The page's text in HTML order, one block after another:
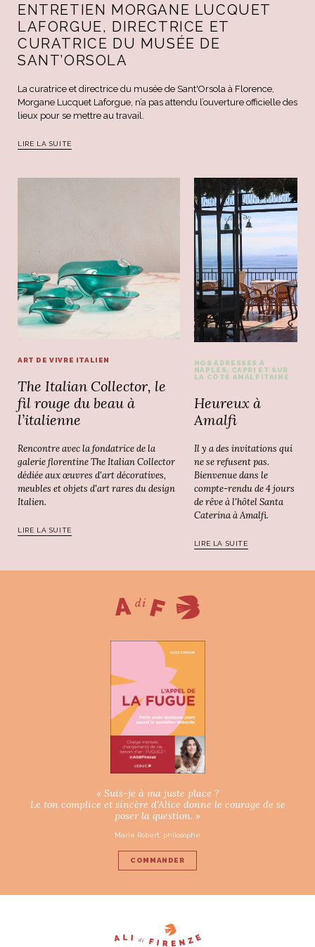
ENTRETIEN MORGANE LUCQUET
LAFORGUE, DIRECTRICE ET
CURATRICE DU MUSÉE DE
SANT’ORSOLA
La curatrice et directrice du musée de Sant'Orsola à Florence,
Morgane Lucquet Laforgue, n’a pas attendu l’ouverture officielle des
lieux pour se mettre au travail.
LIRE LA SUITE
ART DE VIVRE ITALIEN
The Italian Collector, le
fil rouge du beau à
l’italienne
Rencontre avec la fondatrice de la
galerie florentine The Italian Collector
dédiée aux œuvres d'art décoratives,
meubles et objets d'art rares du design
Italien.
LIRE LA SUITE
NOS ADRESSES À
NAPLES, CAPRI ET SUR
LA CÔTE AMALFITAINE
Heureux à
Amalfi
Il y a des invitations qui
ne se refusent pas.
Bienvenue dans le
compte-rendu de 4 jours
de rêve à l'hôtel Santa
Caterina à Amalfi.
LIRE LA SUITE
« Suis-je à ma juste place ?
Le ton complice et sincère d’Alice donne le courage de se
poser la question. »
Marie Robert, philosophe
COMMANDER